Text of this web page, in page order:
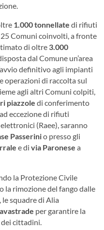
1.000 tonnellate di rifiuti
Comuni coinvolti, a fronte
di oltre 3.000
dal Comune un’area
definitivo agli impianti
operazioni di raccolta sul
agli altri Comuni colpiti,
piazzole di conferimento
eccezione di rifiuti
(Raee), saranno
Passerinio presso gli
e di via Paronese a
la Protezione Civile
la rimozione del fango dalle
squadre di Alia
per garantire la
dei cittadini.